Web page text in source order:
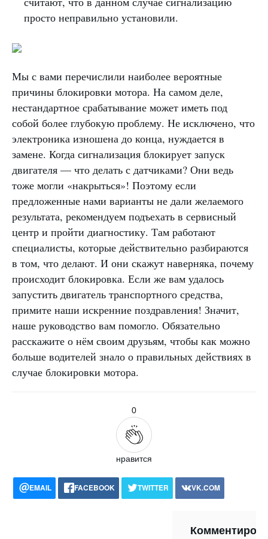
просто неправильно установили.
Мы с вами перечислили наиболее вероятные
причины блокировки мотора. На самом деле,
нестандартное срабатывание может иметь под
собой более глубокую проблему. Не исключено, что
электроника изношена до конца, нуждается в
замене. Когда сигнализация блокирует запуск
двигателя — что делать с датчиками? Они ведь
тоже могли «накрыться»! Поэтому если
предложенные нами варианты не дали желаемого
результата, рекомендуем подъехать в сервисный
центр и пройти диагностику. Там работают
специалисты, которые действительно разбираются
в том, что делают. И они скажут наверняка, почему
происходит блокировка. Если же вам удалось
запустить двигатель транспортного средства,
примите наши искренние поздравления! Значит,
наше руководство вам помогло. Обязательно
расскажите о нём своим друзьям, чтобы как можно
больше водителей знало о правильных действиях в
случае блокировки мотора.
0
нравится
EMAIL FACEBOOK TWITTER
VK.COM